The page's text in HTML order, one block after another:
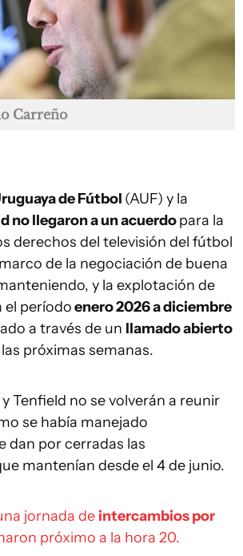
Carreño
de Fútbol (AUF) y la
no llegaron a un acuerdopara la
derechos del televisión del fútbol
de la negociación de buena
y la explotación de
el períodoenero 2026 a diciembre
a través de un llamado abierto
próximas semanas.
Tenfield no se volverán a reunir
se había manejado
dan por cerradas las
mantenían desde el 4 de junio.
jornada de intercambios por
próximo a la hora 20.